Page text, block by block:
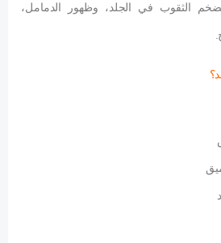
الثقوب في الجلد، وظهور الدمامل،